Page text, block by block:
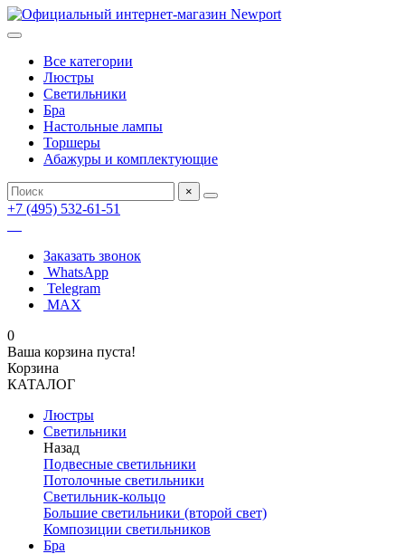
Все категории
Люстры
Светильники
Бра
Настольные лампы
Торшеры
Абажуры и комплектующие
×
+7 (495) 532-61-51
Заказать звонок
WhatsApp
Telegram
MAX
0
Ваша корзина пуста!
Корзина
КАТАЛОГ
Люстры
Светильники
Назад
Подвесные светильники
Потолочные светильники
Светильник-кольцо
Большие светильники (второй свет)
Композиции светильников
Бра